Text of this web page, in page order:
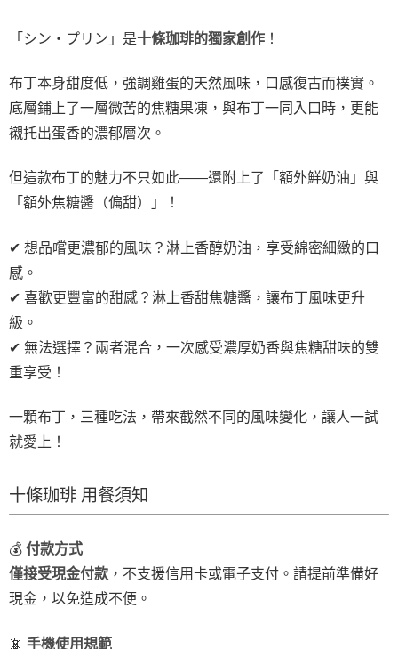
「シン・プリン」是十條珈琲的獨家創作 ！
布丁本身甜度低，強調雞蛋的天然風味，口感復古而樸實。
底層鋪上了一層微苦的焦糖果凍，與布丁一同入口時，更能
襯托出蛋香的濃郁層次。
但這款布丁的魅力不只如此——還附上了「額外鮮奶油」與
「額外焦糖醬（偏甜）」！
✔ 想品嚐更濃郁的風味？淋上香醇奶油，享受綿密細緻的口
感。
✔ 喜歡更豐富的甜感？淋上香甜焦糖醬，讓布丁風味更升
級。
✔ 無法選擇？兩者混合，一次感受濃厚奶香與焦糖甜味的雙
重享受！
一顆布丁，三種吃法，帶來截然不同的風味變化，讓人一試
就愛上！
十條珈琲 用餐須知
💰 付款方式
僅接受現金付款 ，不支援信用卡或電子支付。請提前準備好
現金，以免造成不便。
📵 手機使用規範